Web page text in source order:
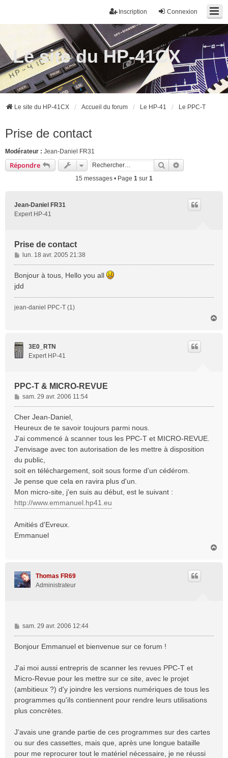
Connexion
Inscription
Le site du HP-41CX
Le site du HP-41CX Accueil du forum Le HP-41 Le PPC-T
Prise de contact
Modérateur : Jean-Daniel FR31
Répondre Rechercher
15 messages • Page 1 sur 1
Jean-Daniel FR31
Expert HP-41
Prise de contact
M
e
s
s
e
lun. 18 avr. 2005 21:38
Bonjour à tous, Hello you all
jdd
jean-daniel PPC-T (1)
3E0_RTN
Expert HP-41
PPC-T & MICRO-REVUE
M
e
s
g
e
sam. 29 avr. 2006 11:54
Cher Jean-Daniel,
Heureux de te savoir toujours parmi nous.
J'ai commencé à scanner tous les PPC-T et MICRO-REVUE.
J'envisage avec ton autorisation de les mettre à disposition
du public,
soit en téléchargement, soit sous forme d'un cédérom.
Je pense que cela en ravira plus d'un.
Mon micro-site, j'en suis au début, est le suivant :
http://www.emmanuel.hp41.eu
Amitiés d'Evreux.
Emmanuel
Thomas FR69
Administrateur
M
e
s
g
e
sam. 29 avr. 2006 12:44
Bonjour Emmanuel et bienvenue sur ce forum !
J'ai moi aussi entrepris de scanner les revues PPC-T et
Micro-Revue pour les mettre sur ce site, avec le projet
(ambitieux ?) d'y joindre les versions numériques de tous les
programmes qu'ils contiennent pour rendre leurs utilisations
plus concrètes.
J’avais une grande partie de ces programmes sur des cartes
ou sur des cassettes, mais que, après une longue bataille
pour me reprocurer tout le matériel nécessaire, je ne réussi